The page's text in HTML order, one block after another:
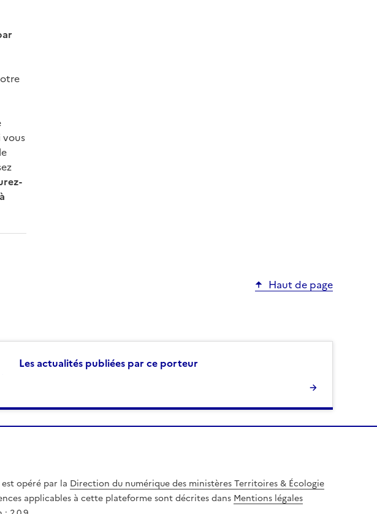
Haut de page
Les actualités publiées par ce porteur
est opéré par la Direction du numérique des ministères Territoires & Écologie
applicables à cette plateforme sont décrites dans Mentions légales